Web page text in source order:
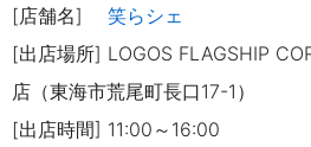
[店舗名] 笑らシェ
[出店場所] LOGOS FLAGSHIP
店（東海市荒尾町長口17-1）
[出店時間] 11:00～16:00